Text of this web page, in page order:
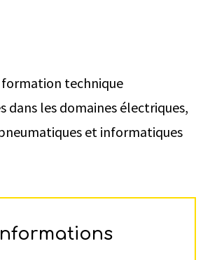
formation technique
dans les domaines électriques,
et informatiques